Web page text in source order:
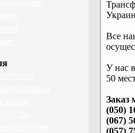
Все
У нас
50
Заказ
(050)
(067)
(057)